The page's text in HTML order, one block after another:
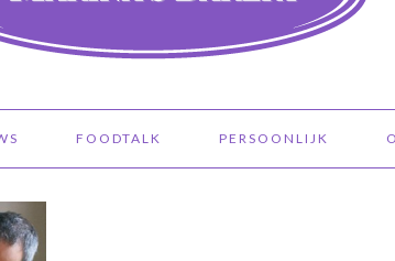
FOODTALK PERSOONLIJK